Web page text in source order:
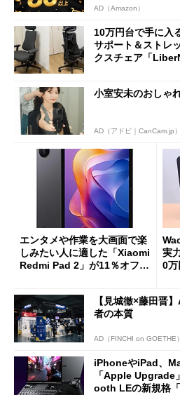
AD（Amazon）
10万円台で手に
サポート＆ストレ
クスチェア「
小室安未のおしゃ
AD（アドビ｜CanCam.jp）
エンタメや作業を大画面で楽
しみたい人に適した「Xiaomi
Redmi Pad 2」が11％オフの
実
0
【見城徹×藤田晋
者の本質
AD（FINCHI on GOETHE）
iPhoneやiPad、
「Apple Upgrade
ooth LEの新規格